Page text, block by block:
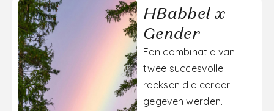
HBabbel x
Gender
Een combinatie van
twee succesvolle
reeksen die eerder
gegeven werden.